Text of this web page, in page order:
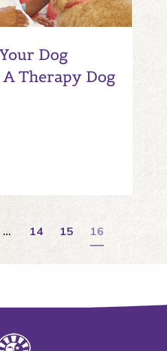
Dog
Therapy Dog
… 14 15 16